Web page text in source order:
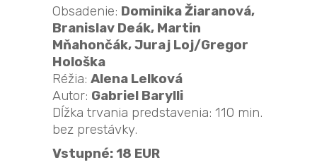
Obsadenie: Dominika Žiaranová,
Branislav Deák, Martin
Mňahončák, Juraj Loj/Gregor
Hološka
Réžia: Alena Lelková
Autor: Gabriel Barylli
Dĺžka trvania predstavenia: 110 min.
bez prestávky.
Vstupné: 18 EUR